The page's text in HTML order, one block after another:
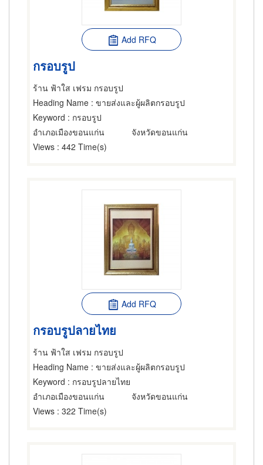
Add RFQ
กรอบรูป
ร้าน ฟ้าใส เฟรม กรอบรูป
Heading Name : ขายส่งและผู้ผลิตกรอบรูป
Keyword : กรอบรูป
อำเภอเมืองขอนแก่น
จังหวัดขอนแก่น
Views : 442 Time(s)
Add RFQ
กรอบรูปลายไทย
ร้าน ฟ้าใส เฟรม กรอบรูป
Heading Name : ขายส่งและผู้ผลิตกรอบรูป
Keyword : กรอบรูปลายไทย
อำเภอเมืองขอนแก่น
จังหวัดขอนแก่น
Views : 322 Time(s)